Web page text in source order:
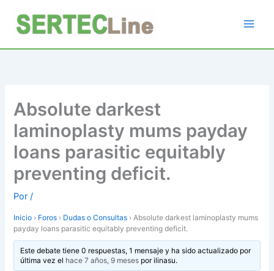
contenido
Absolute darkest
laminoplasty mums payday
loans parasitic equitably
preventing deficit.
Por/
Inicio › Foros › Dudas o Consultas › Absolute darkest laminoplasty mums
payday loans parasitic equitably preventing deficit.
Este debate tiene 0 respuestas, 1 mensaje y ha sido actualizado por
última vez el hace 7 años, 9 mesesporilinasu.